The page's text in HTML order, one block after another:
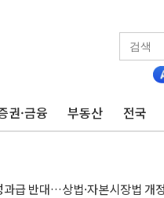
권·금융 부동산 전국
황 재회…로봇·AI 데이터센터·
급 반대…상법·자본시장법 개